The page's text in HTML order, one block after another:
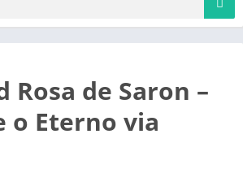
Rosa de Saron –
o Eterno via